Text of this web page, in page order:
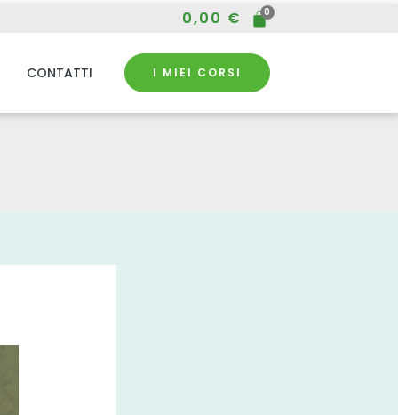
0,00 €
CONTATTI I MIEI CORSI